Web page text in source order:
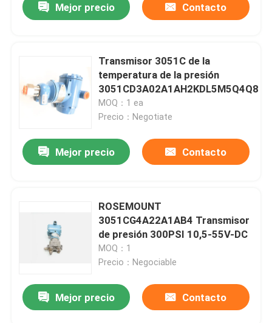
Mejor precio Contacto
Transmisor 3051C de la
temperatura de la presión
3051CD3A02A1AH2KDL5M5Q4Q8
MOQ：1 ea
Precio：Negotiate
Mejor precio Contacto
ROSEMOUNT
3051CG4A22A1AB4 Transmisor
de presión 300PSI 10,5-55V-DC
MOQ：1
Precio：Negociable
Mejor precio Contacto